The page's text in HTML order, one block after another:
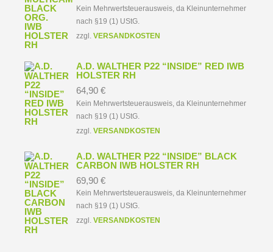
Kein Mehrwertsteuerausweis, da Kleinunternehmer
nach §19 (1) UStG.
zzgl. VERSANDKOSTEN
A.D. WALTHER P22 “INSIDE” RED IWB
HOLSTER RH
64,90 €
Kein Mehrwertsteuerausweis, da Kleinunternehmer
nach §19 (1) UStG.
zzgl. VERSANDKOSTEN
A.D. WALTHER P22 “INSIDE” BLACK
CARBON IWB HOLSTER RH
69,90 €
Kein Mehrwertsteuerausweis, da Kleinunternehmer
nach §19 (1) UStG.
zzgl. VERSANDKOSTEN